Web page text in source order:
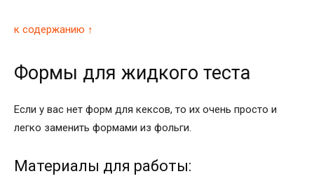
к содержанию ↑
Формы для жидкого теста
Если у вас нет форм для кексов, то их очень просто и
легко заменить формами из фольги.
Материалы для работы: